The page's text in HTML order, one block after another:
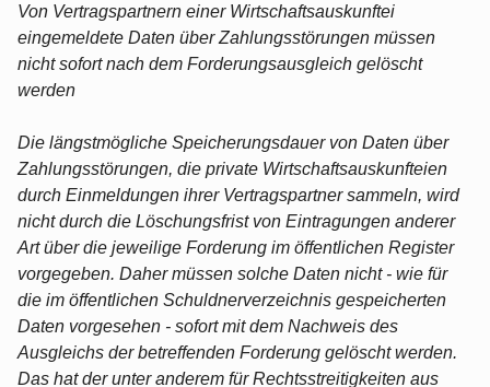
Von Vertragspartnern einer Wirtschaftsauskunftei
eingemeldete Daten über Zahlungsstörungen müssen
nicht sofort nach dem Forderungsausgleich gelöscht
werden
Die längstmögliche Speicherungsdauer von Daten über
Zahlungsstörungen, die private Wirtschaftsauskunfteien
durch Einmeldungen ihrer Vertragspartner sammeln, wird
nicht durch die Löschungsfrist von Eintragungen anderer
Art über die jeweilige Forderung im öffentlichen Register
vorgegeben. Daher müssen solche Daten nicht - wie für
die im öffentlichen Schuldnerverzeichnis gespeicherten
Daten vorgesehen - sofort mit dem Nachweis des
Ausgleichs der betreffenden Forderung gelöscht werden.
Das hat der unter anderem für Rechtsstreitigkeiten aus